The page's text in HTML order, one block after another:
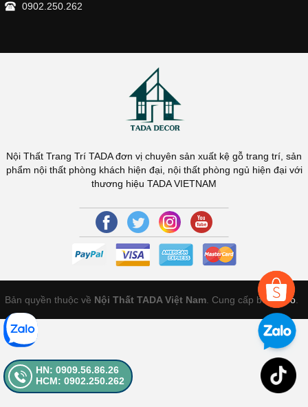
0902.250.262
Nội Thất Trang Trí TADA đơn vị chuyên sản xuất kệ gỗ trang trí, sản
phẩm nội thất phòng khách hiện đại, nội thất phòng ngủ hiện đại với
thương hiệu TADA VIETNAM
Bản quyền thuộc về Nội Thất TADA Việt Nam . Cung cấp bởiSapo
HN: 0909.56.86.26
HCM: 0902.250.262